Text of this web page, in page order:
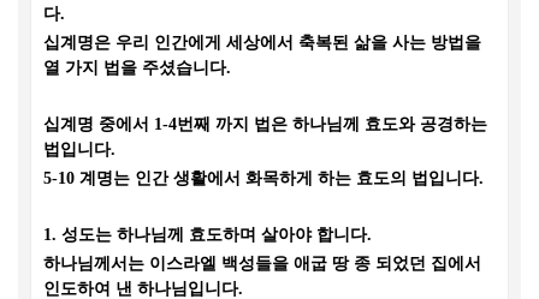
다.
십계명은 우리 인간에게 세상에서 축복된 삶을 사는 방법을
열 가지 법을 주셨습니다.
십계명 중에서 1-4번째 까지 법은 하나님께 효도와 공경하는
법입니다.
5-10 계명는 인간 생활에서 화목하게 하는 효도의 법입니다.
1. 성도는 하나님께 효도하며 살아야 합니다.
하나님께서는 이스라엘 백성들을 애굽 땅 종 되었던 집에서
인도하여 낸 하나님입니다.